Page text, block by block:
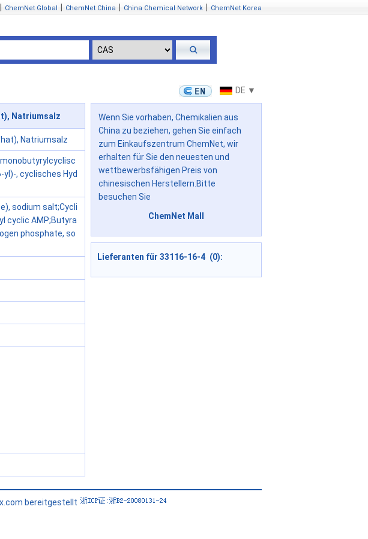
ChemNet Global ChemNet China China Chemical Network ChemNet Korea
DE ▼
Natriumsalz
Natriumsalz
yl)-, cyclisches Hyd
sodium salt;Cycli
cyclic AMP;Butyra
phosphate, so
Wenn Sie vorhaben, Chemikalien aus
China zu beziehen, gehen Sie einfach
zum Einkaufszentrum ChemNet, wir
erhalten für Sie den neuesten und
wettbewerbsfähigen Preis von
chinesischen Herstellern.Bitte
besuchen Sie
ChemNet Mall
Lieferanten für 33116-16-4 (0):
bereitgestellt